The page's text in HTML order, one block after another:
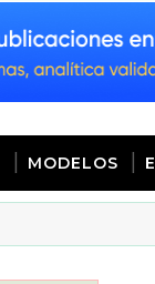
MODELOS